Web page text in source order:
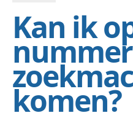
Kan ik
komen?